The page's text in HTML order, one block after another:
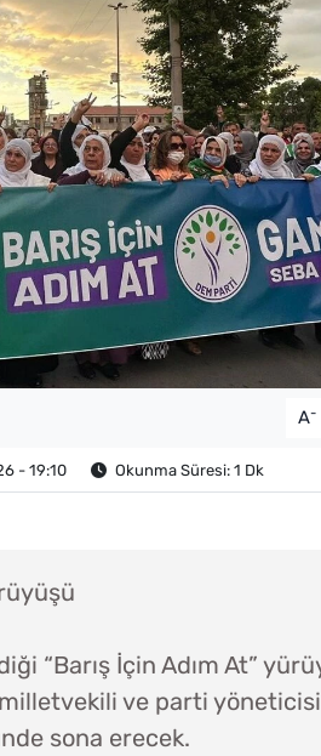
A-
- 19:10 Okunma Süresi: 1 Dk
“Barış İçin Adım At”
milletvekili ve parti
sona erecek.